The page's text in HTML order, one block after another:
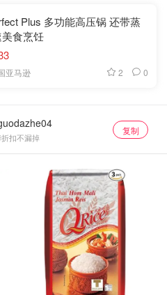
Plus 多功能高压锅 还带蒸
食烹饪
亚马逊 2 0
扣不漏掉
复制